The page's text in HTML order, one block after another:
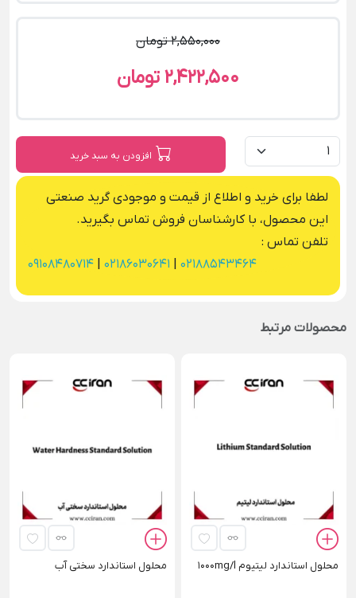
2,550,000 تومان
2,422,500 تومان
افزودن به سبد خرید
لطفا برای خرید و اطلاع از قیمت و موجودی گرید صنعتی
این محصول، با کارشناسان فروش تماس بگیرید.
تلفن تماس :
02188543464
02186030641
09108480714
محصولات مرتبط
محلول استاندارد لیتیوم 1000mg/l محلول استاندارد سختی آب